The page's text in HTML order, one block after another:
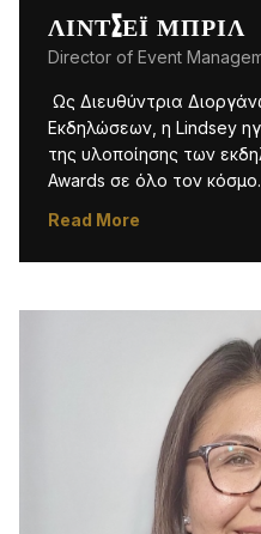
ΛΊΝΤΣΕΪ ΜΠΡΙΛ
Director of Event
Ως Διευθύντρια
Εκδηλώσεων, η Lindsey
της υλοποίησης των
Awards σε όλο τον κόσμο.
μάρκετινγκ που αφορούν
σεμιναρίων
εκδηλώσεων στο
απέκτησε πτυχίο
Μάρκετινγκ. Τα
τόσο για τη διοργάνωση
δημιουργική παραγωγή
χτίσει μια δυναμική
τομείς της
φιλοξενίας και των
χρόνο της,
Read More